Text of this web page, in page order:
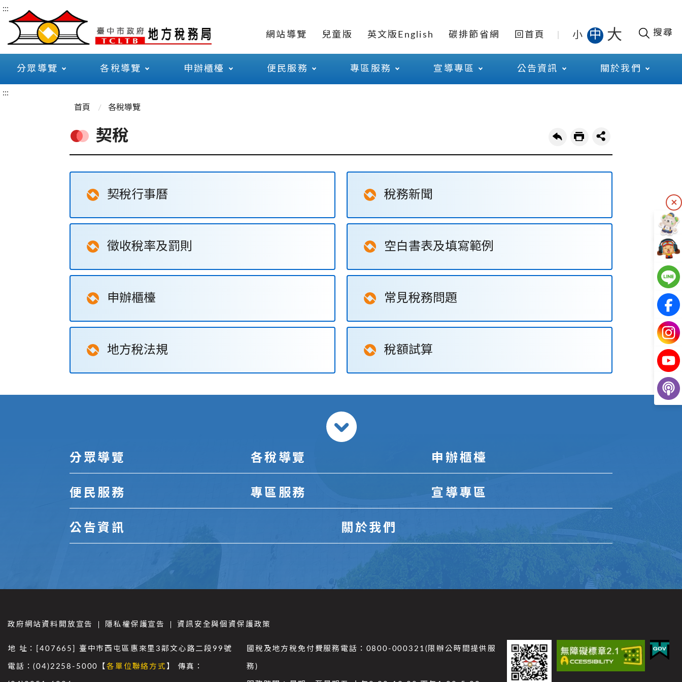
:::
網站導覽 兒童版 英文版English 碳排節省網 回首頁 小 中 大 搜尋
分眾導覽 各稅導覽 申辦櫃檯 便民服務 專區服務 宣導專區 公告資訊 關於我們
:::
首頁
各稅導覽
契稅
契稅行事曆 稅務新聞
徵收稅率及罰則 空白書表及填寫範例
申辦櫃檯 常見稅務問題
地方稅法規 稅額試算
分眾導覽 各稅導覽 申辦櫃檯
便民服務 專區服務 宣導專區
公告資訊 關於我們
政府網站資料開放宣告 隱私權保護宣告 資訊安全與個資保護政策
地 址：[407665] 臺中市西屯區惠來里3鄰文心路二段99號
電話：(04)2258-5000【各單位聯絡方式 】 傳真：
國稅及地方稅免付費服務電話：0800-000321(限辦公時間提供服
務)